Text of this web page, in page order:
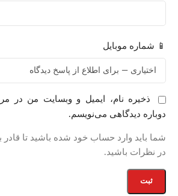
📱 شماره موبایل
ذخیره نام، ایمیل و وبسایت من در
دوباره دیدگاهی می‌نویسم.
شما باید وارد حساب خود شده باشید تا قادر
در نظرات باشید.